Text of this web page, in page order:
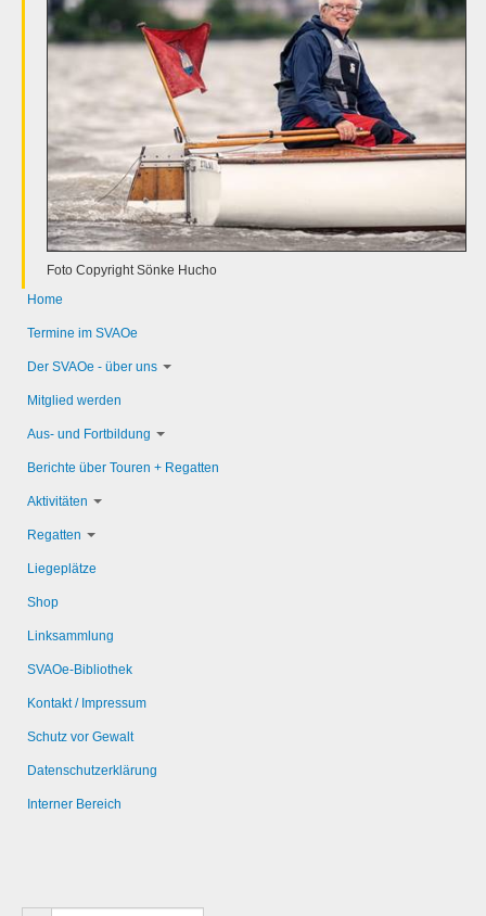
Foto Copyright Sönke Hucho
Home
Termine im SVAOe
Der SVAOe - über uns
Mitglied werden
Aus- und Fortbildung
Berichte über Touren + Regatten
Aktivitäten
Regatten
Liegeplätze
Shop
Linksammlung
SVAOe-Bibliothek
Kontakt / Impressum
Schutz vor Gewalt
Datenschutzerklärung
Interner Bereich